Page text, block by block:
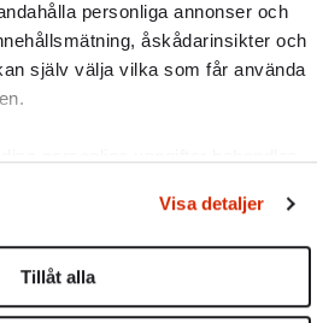
personliga annonser och
åskådarinsikter och
själv välja vilka som får använda
samtycke när som helst från
för att anpassa innehållet
Visa detaljer
Tillåt alla
tredubbelt: ”Dels att
inte är en del av
in Ryssland i den
och kolonialhistorien.
detta verkar Segerfeldt
Sovjetunionen
på ett grundläggande